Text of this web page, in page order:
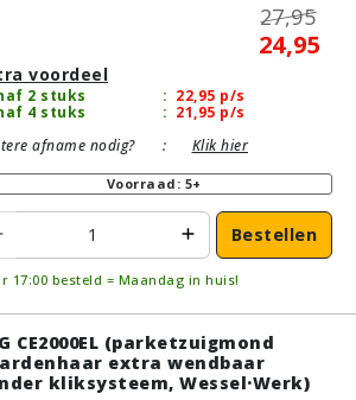
27,95
24,95
voordeel
2 stuks : 22,95 p/s
4 stuks
: 21,95 p/s
afname nodig?
: Klik hier
Voorraad: 5+
Bestellen
17:00 besteld = Maandag in huis!
CE2000EL (parketzuigmond
extra wendbaar
kliksysteem, Wessel·Werk)